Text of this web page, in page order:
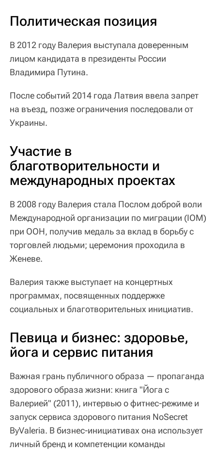
Политическая позиция
В 2012 году Валерия выступала доверенным
лицом кандидата в президенты России
Владимира Путина.
После событий 2014 года Латвия ввела запрет
на въезд, позже ограничения последовали от
Украины.
Участие в
благотворительности и
международных проектах
В 2008 году Валерия стала Послом доброй воли
Международной организации по миграции (IOM)
при ООН, получив медаль за вклад в борьбу с
торговлей людьми; церемония проходила в
Женеве.
Валерия также выступает на концертных
программах, посвященных поддержке
социальных и благотворительных инициатив.
Певица и бизнес: здоровье,
йога и сервис питания
Важная грань публичного образа — пропаганда
здорового образа жизни: книга "Йога с
Валерией" (2011), интервью о фитнес-режиме и
запуск сервиса здорового питания NoSecret
ByValeria. В бизнес-инициативах она использует
личный бренд и компетенции команды